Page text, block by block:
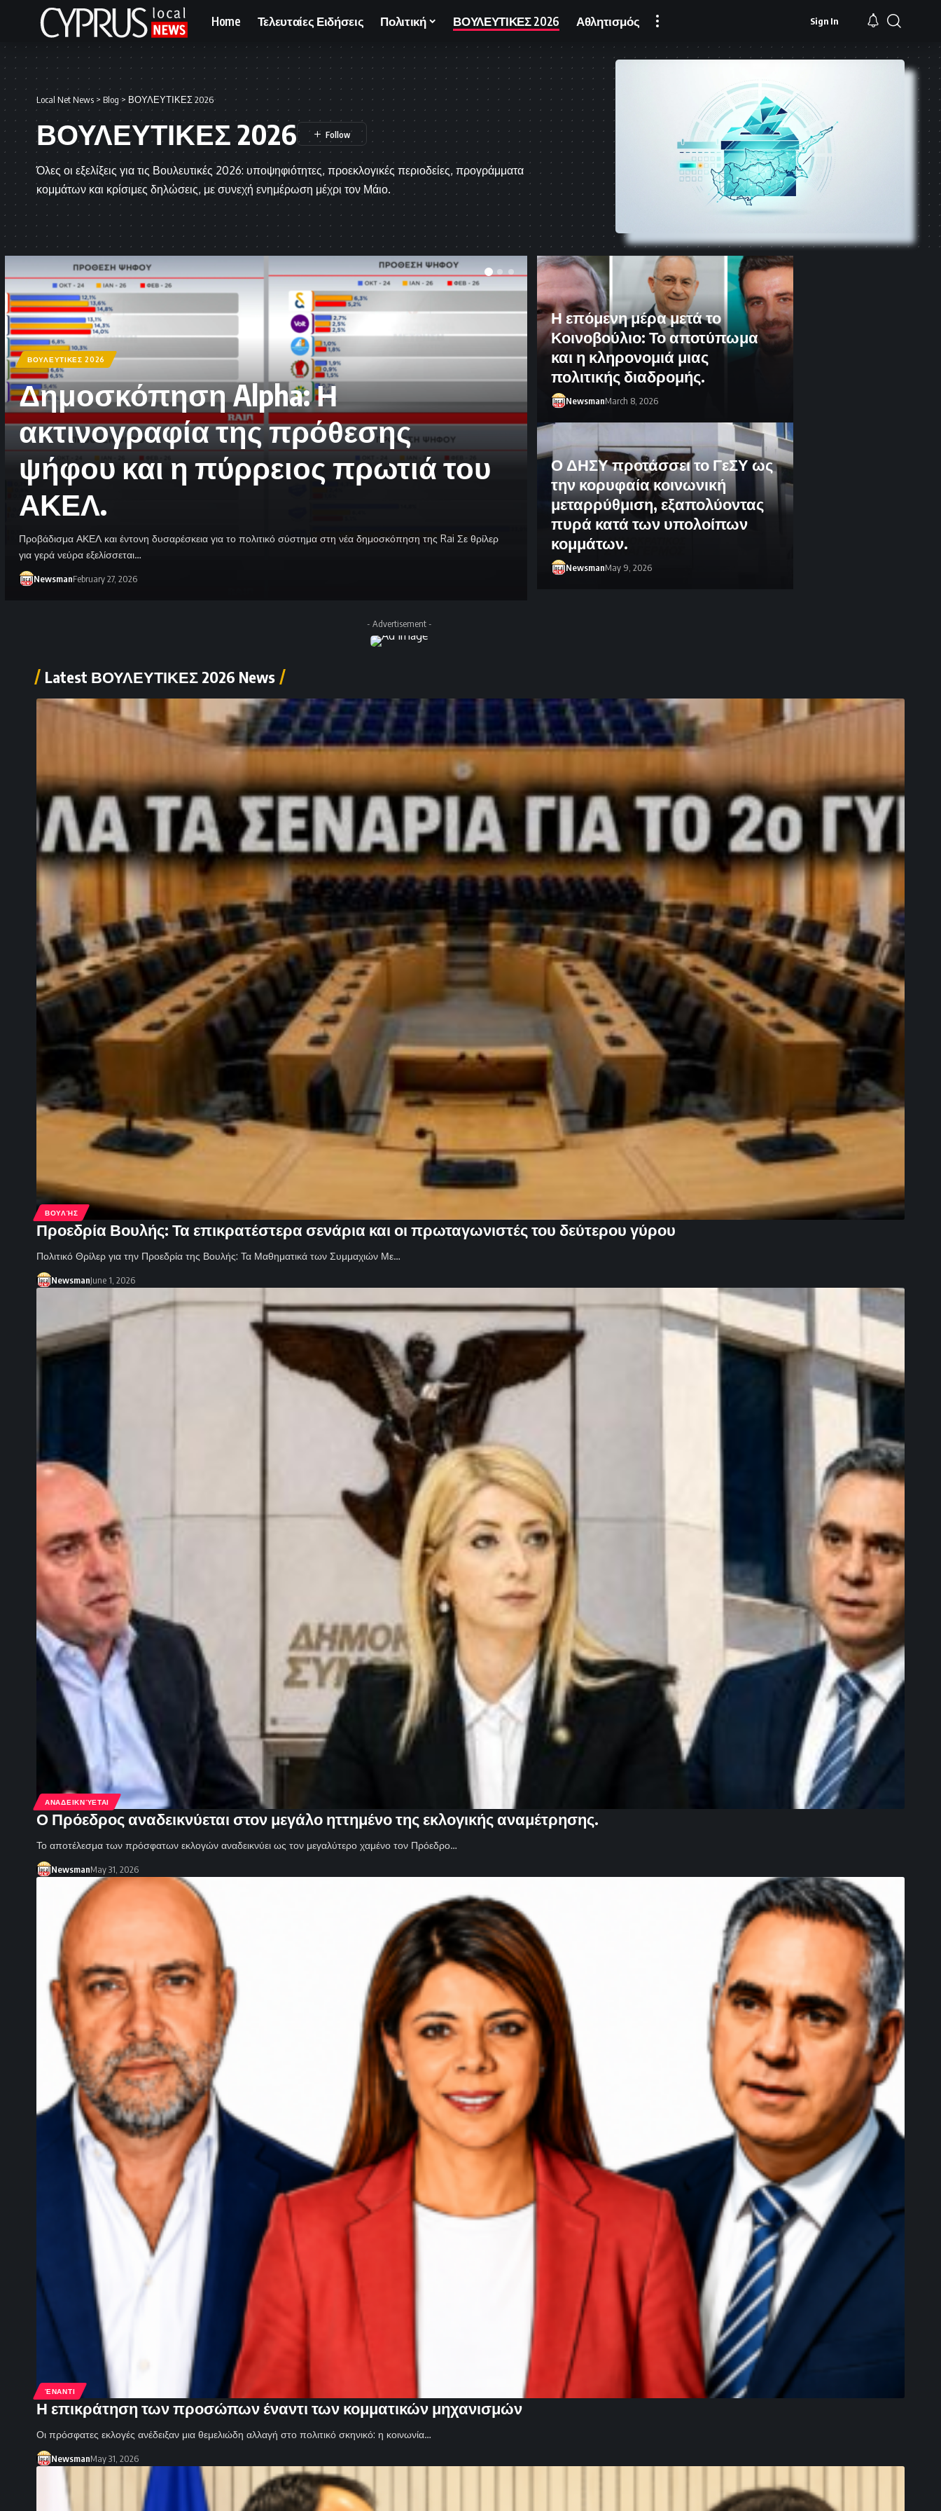
Home Τελευταίες Ειδήσεις Πολιτική ΒΟΥΛΕΥΤΙΚΕΣ 2026 Αθλητισμός Sign In
Local Net News > Blog> ΒΟΥΛΕΥΤΙΚΕΣ 2026
ΒΟΥΛΕΥΤΙΚΕΣ 2026
Όλες οι εξελίξεις για τις Βουλευτικές 2026: υποψηφιότητες, προεκλογικές περιοδείες, προγράμματα
κομμάτων και κρίσιμες δηλώσεις, με συνεχή ενημέρωση μέχρι τον Μάιο.
ΒΟΥΛΕΥΤΙΚΕΣ 2026
Δημοσκόπηση Alpha: Η
ακτινογραφία της πρόθεσης
ψήφου και η πύρρειος πρωτιά του
ΑΚΕΛ.
Προβάδισμα ΑΚΕΛ και έντονη δυσαρέσκεια για το πολιτικό σύστημα στη νέα δημοσκόπηση της Rai Σε θρίλερ
για γερά νεύρα εξελίσσεται…
NewsmanFebruary 27, 2026 Newsman
Η επόμενη μέρα μετά το
Κοινοβούλιο: Το αποτύπωμα
και η κληρονομιά μιας
πολιτικής διαδρομής.
NewsmanMarch 8, 2026
Ο ΔΗΣΥ προτάσσει το ΓεΣΥ ως
την κορυφαία κοινωνική
μεταρρύθμιση, εξαπολύοντας
πυρά κατά των υπολοίπων
κομμάτων.
NewsmanMay 9, 2026
- Advertisement -
Latest ΒΟΥΛΕΥΤΙΚΕΣ 2026 News
ΒΟΥΛΉΣ
Προεδρία Βουλής: Τα επικρατέστερα σενάρια και οι πρωταγωνιστές του δεύτερου γύρου
Πολιτικό Θρίλερ για την Προεδρία της Βουλής: Τα Μαθηματικά των Συμμαχιών Με…
NewsmanJune 1, 2026
ΑΝΑΔΕΙΚΝΎΕΤΑΙ
Ο Πρόεδρος αναδεικνύεται στον μεγάλο ηττημένο της εκλογικής αναμέτρησης.
Το αποτέλεσμα των πρόσφατων εκλογών αναδεικνύει ως τον μεγαλύτερο χαμένο τον Πρόεδρο…
NewsmanMay 31, 2026
ΈΝΑΝΤΙ
Η επικράτηση των προσώπων έναντι των κομματικών μηχανισμών
Οι πρόσφατες εκλογές ανέδειξαν μια θεμελιώδη αλλαγή στο πολιτικό σκηνικό: η κοινωνία…
NewsmanMay 31, 2026